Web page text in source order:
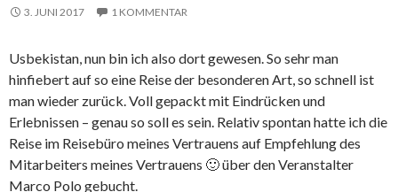
3. JUNI 2017 1 KOMMENTAR
Usbekistan, nun bin ich also dort gewesen. So sehr man
hinfiebert auf so eine Reise der besonderen Art, so schnell ist
man wieder zurück. Voll gepackt mit Eindrücken und
Erlebnissen – genau so soll es sein. Relativ spontan hatte ich die
Reise im Reisebüro meines Vertrauens auf Empfehlung des
Mitarbeiters meines Vertrauens 🙂 über den Veranstalter
Marco Polo gebucht.